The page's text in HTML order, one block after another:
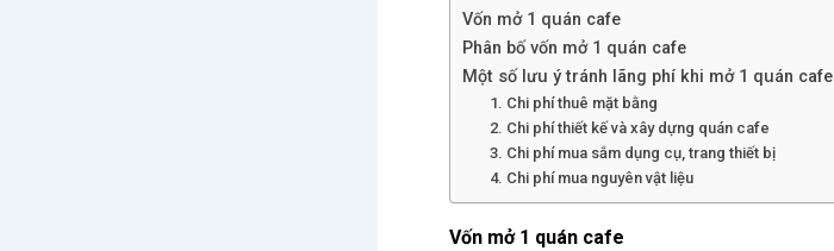
Vốn mở 1 quán cafe
Phân bố vốn mở 1 quán cafe
Một số lưu ý tránh lãng phí khi mở 1 quán cafe
1. Chi phí thuê mặt bằng
2. Chi phí thiết kế và xây dựng quán cafe
3. Chi phí mua sắm dụng cụ, trang thiết bị
4. Chi phí mua nguyên vật liệu
Vốn mở 1 quán cafe